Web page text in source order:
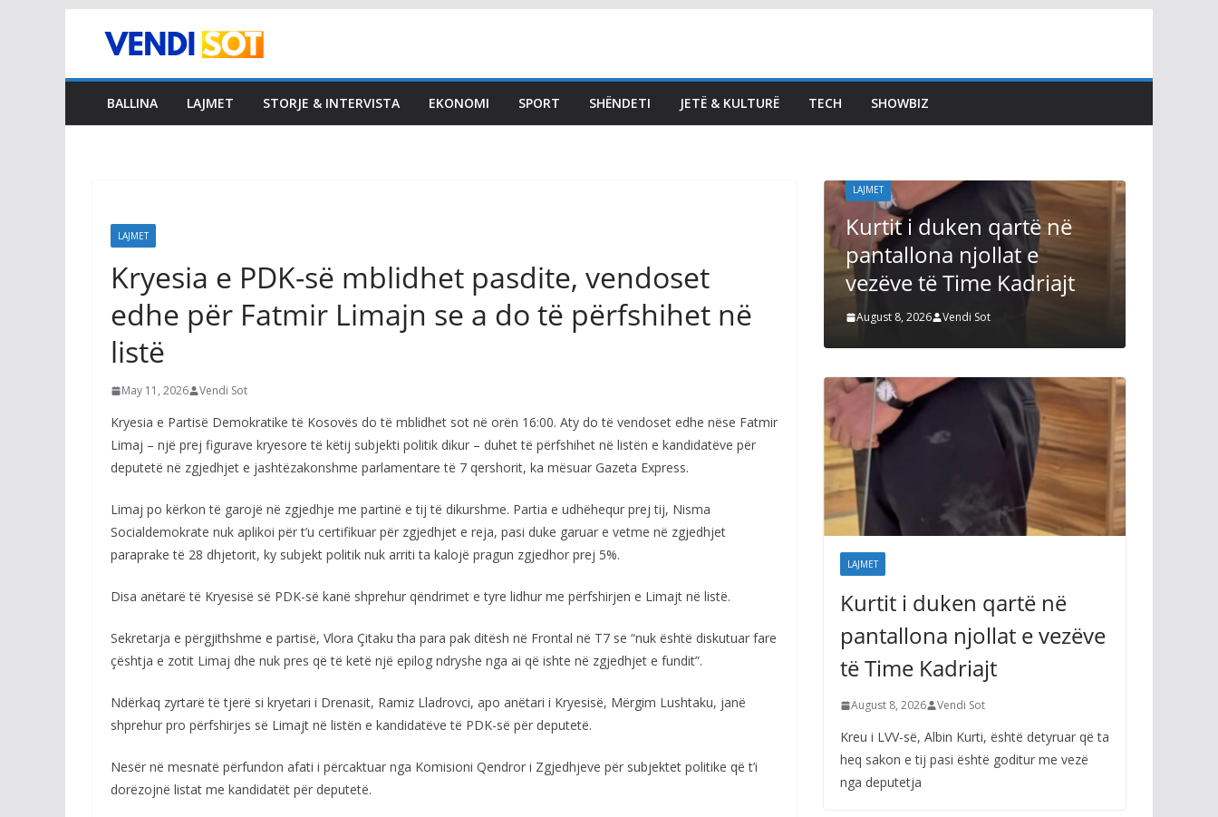
BALLINA LAJMET STORJE & INTERVISTA EKONOMI SPORT SHËNDETI JETË & KULTURË TECH SHOWBIZ
LAJMET
Kryesia e PDK-së mblidhet pasdite, vendoset
edhe për Fatmir Limajn se a do të përfshihet në
listë
May 11, 2026 Vendi Sot
Kryesia e Partisë Demokratike të Kosovës do të mblidhet sot në orën 16:00. Aty do të vendoset edhe nëse Fatmir
Limaj – një prej figurave kryesore të këtij subjekti politik dikur – duhet të përfshihet në listën e kandidatëve për
deputetë në zgjedhjet e jashtëzakonshme parlamentare të 7 qershorit, ka mësuar Gazeta Express.
Limaj po kërkon të garojë në zgjedhje me partinë e tij të dikurshme. Partia e udhëhequr prej tij, Nisma
Socialdemokrate nuk aplikoi për t’u certifikuar për zgjedhjet e reja, pasi duke garuar e vetme në zgjedhjet
paraprake të 28 dhjetorit, ky subjekt politik nuk arriti ta kalojë pragun zgjedhor prej 5%.
Disa anëtarë të Kryesisë së PDK-së kanë shprehur qëndrimet e tyre lidhur me përfshirjen e Limajt në listë.
Sekretarja e përgjithshme e partisë, Vlora Çitaku tha para pak ditësh në Frontal në T7 se “nuk është diskutuar fare
çështja e zotit Limaj dhe nuk pres që të ketë një epilog ndryshe nga ai që ishte në zgjedhjet e fundit”.
Ndërkaq zyrtarë të tjerë si kryetari i Drenasit, Ramiz Lladrovci, apo anëtari i Kryesisë, Mërgim Lushtaku, janë
shprehur pro përfshirjes së Limajt në listën e kandidatëve të PDK-së për deputetë.
Nesër në mesnatë përfundon afati i përcaktuar nga Komisioni Qendror i Zgjedhjeve për subjektet politike që t’i
dorëzojnë listat me kandidatët për deputetë.
Haradinaj: Kjo legjislaturë
s’ka fuqi për të prodhuar
diçka, po arrihet aty ku
LAJMET
Kurtit i duken qartë në
pantallona njollat e
vezëve të Time Kadriajt
August 8, 2026 Vendi Sot
LAJMET
Kurtit i duken qartë në
pantallona njollat e vezëve
të Time Kadriajt
August 8, 2026 Vendi Sot
Kreu i LVV-së, Albin Kurti, është detyruar që ta
heq sakon e tij pasi është goditur me vezë
nga deputetja